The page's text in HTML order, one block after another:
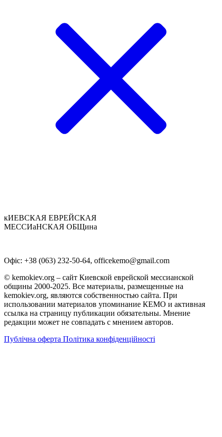
кИЕВСКАЯ ЕВРЕЙСКАЯ
МЕССИаНСКАЯ ОБЩина
Офіс: +38 (063) 232-50-64, officekemo@gmail.com
© kemokiev.org – сайт Киевской еврейской мессианской
общины 2000-2025. Все материалы, размещенные на
kemokiev.org, являются собственностью сайта. При
использовании материалов упоминание КЕМО и активная
ссылка на страницу публикации обязательны. Мнение
редакции может не совпадать с мнением авторов.
Публічна оферта Політика конфіденційності